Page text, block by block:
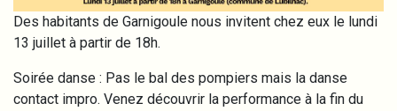
Des habitants de Garnigoule nous invitent chez eux le lundi
13 juillet à partir de 18h.
Soirée danse : Pas le bal des pompiers mais la danse
contact impro. Venez découvrir la performance à la fin du